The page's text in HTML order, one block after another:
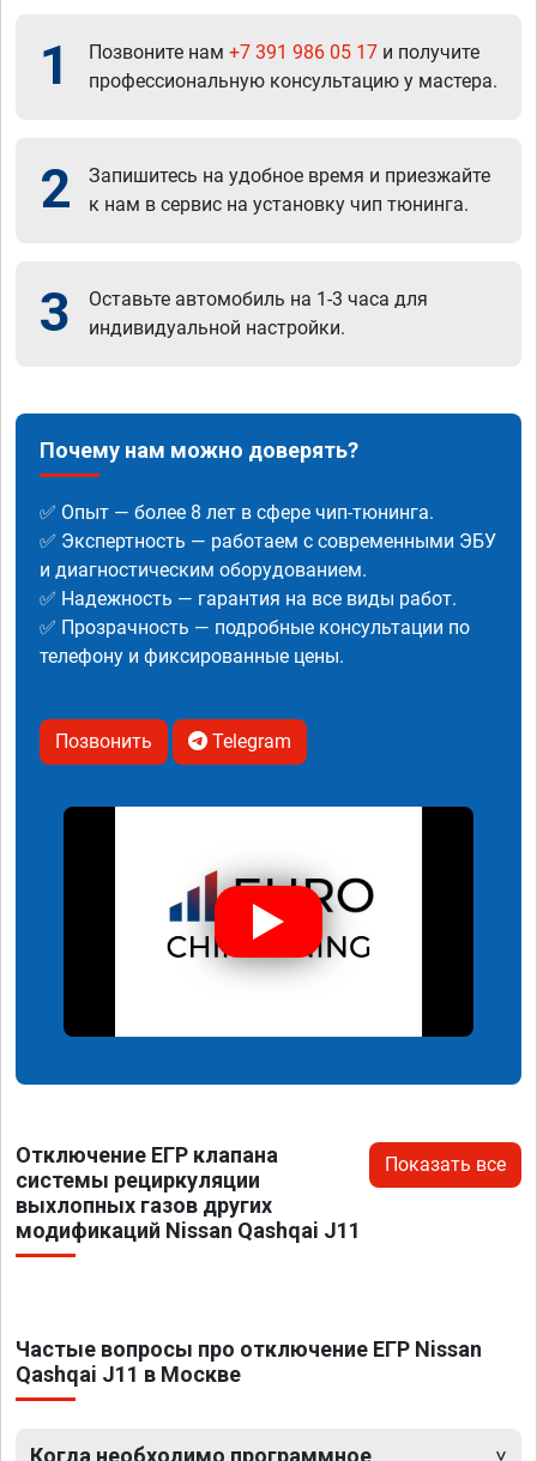
1 Позвоните нам +7 391 986 05 17 и получите
профессиональную консультацию у мастера.
2
Запишитесь на удобное время и приезжайте
к нам в сервис на установку чип тюнинга.
3
Оставьте автомобиль на 1-3 часа для
индивидуальной настройки.
Почему нам можно доверять?
✅ Опыт — более 8 лет в сфере чип-тюнинга.
✅ Экспертность — работаем с современными ЭБУ
и диагностическим оборудованием.
✅ Надежность — гарантия на все виды работ.
✅ Прозрачность — подробные консультации по
телефону и фиксированные цены.
Позвонить Telegram
Отключение ЕГР клапана
системы рециркуляции
выхлопных газов других
модификаций Nissan Qashqai J11
Показать все
Частые вопросы про отключение ЕГР Nissan
Qashqai J11 в Москве